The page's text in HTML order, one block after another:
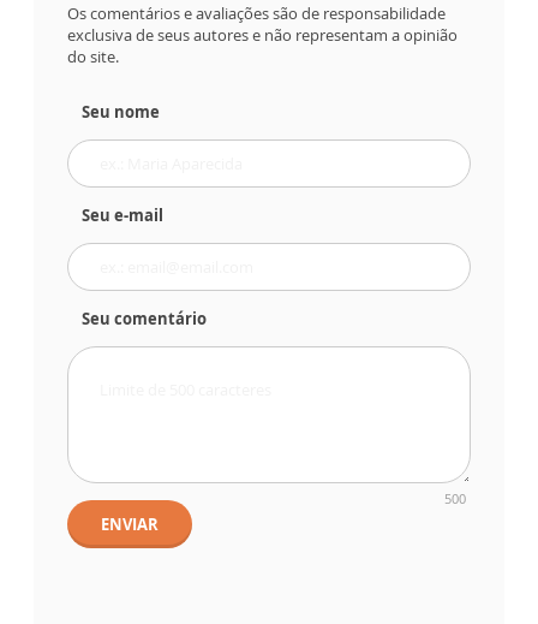
Os comentários e avaliações são de responsabilidade
exclusiva de seus autores e não representam a opinião
do site.
Seu nome
Seu e-mail
Seu comentário
500
ENVIAR